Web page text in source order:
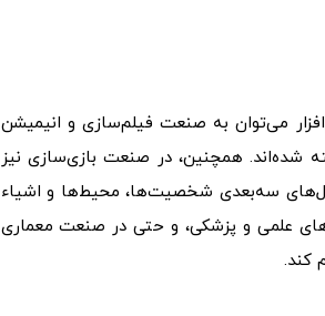
می‌توان به صنعت فیلم‌سازی و انیمیشن
شده‌اند. همچنین، در صنعت بازی‌سازی نیز
مدل‌های سه‌بعدی شخصیت‌ها، محیط‌ها و اشیاء
علمی و پزشکی، و حتی در صنعت معماری
کند.